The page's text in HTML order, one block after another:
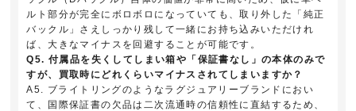
ルト部分が完全にボロボロになっていても、取り外した「純正
バックル」さえしっかり残して一緒にお持ち込みいただけれ
ば、大きなマイナスを回避することが可能です。
Q5. 付属品を失くしてしまい箱や「保証書なし」の本体のみで
すが、買取時にどれくらいマイナスされてしまいますか？
A5. ブライトリングのようなラグジュアリーブランドにおい
て、国際保証書の欠品は二次流通時の信頼性に直結するため、